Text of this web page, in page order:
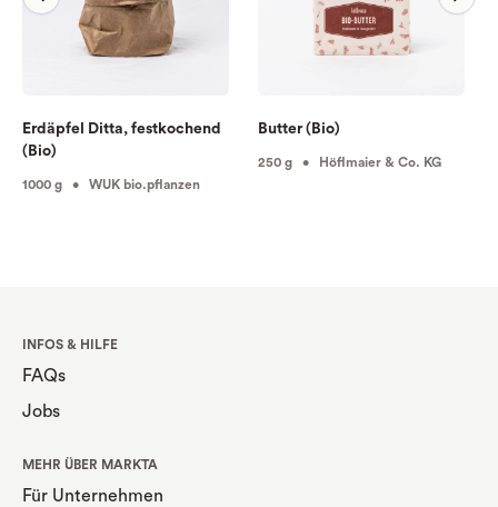
Erdäpfel Ditta, festkochend
(Bio)
1000 g • WUK bio.pflanzen
Butter (Bio)
250 g • Höflmaier & Co. KG
INFOS & HILFE
FAQs
Jobs
MEHR ÜBER MARKTA
Für Unternehmen